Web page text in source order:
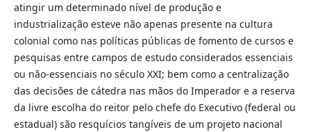
atingir um determinado nível de produção e
industrialização esteve não apenas presente na cultura
colonial como nas políticas públicas de fomento de cursos e
pesquisas entre campos de estudo considerados essenciais
ou não-essenciais no século XXI; bem como a centralização
das decisões de cátedra nas mãos do Imperador e a reserva
da livre escolha do reitor pelo chefe do Executivo (federal ou
estadual) são resquícios tangíveis de um projeto nacional